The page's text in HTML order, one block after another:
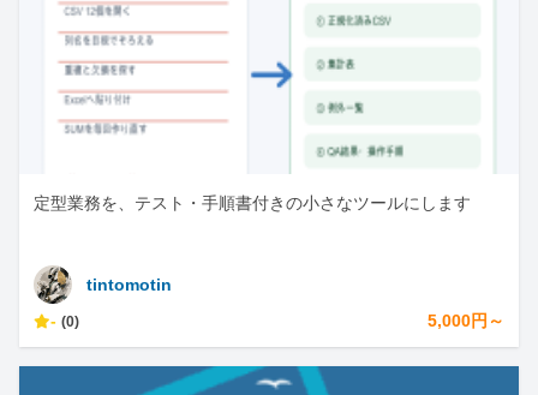
定型業務を、テスト・手順書付きの小さなツールにします
tintomotin
- (0) 5,000円～